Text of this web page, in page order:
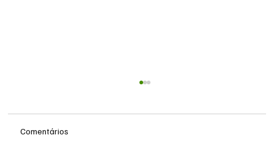
Comentários